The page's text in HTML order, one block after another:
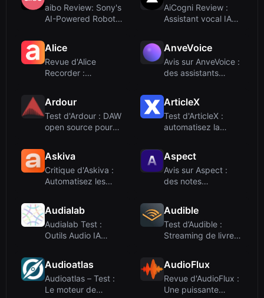
aibo Review: Sony's
AI-Powered Robotic
AiCogni Review :
Assistant vocal IA
Alice
Revue d'Alice
Recorder :
AnveVoice
Avis sur AnveVoice :
des assistants
Ardour
Test d'Ardour : DAW
open source pour
ArticleX
Test d'ArticleX :
automatisez la
Askiva
Critique d'Askiva :
Automatisez les
Aspect
Avis sur Aspect :
des notes
Audialab
Audialab Test :
Outils Audio IA
Audible
Test d’Audible :
Streaming de livres
Audioatlas
Audioatlas – Test :
Le moteur de
AudioFlux
Revue d'AudioFlux :
Une puissante